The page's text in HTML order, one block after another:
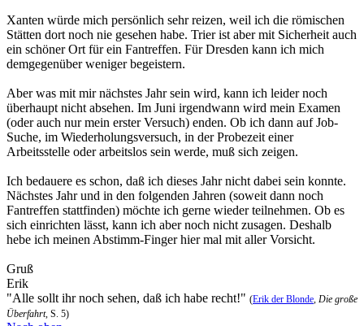
Xanten würde mich persönlich sehr reizen, weil ich die römischen
Stätten dort noch nie gesehen habe. Trier ist aber mit Sicherheit auch
ein schöner Ort für ein Fantreffen. Für Dresden kann ich mich
demgegenüber weniger begeistern.
Aber was mit mir nächstes Jahr sein wird, kann ich leider noch
überhaupt nicht absehen. Im Juni irgendwann wird mein Examen
(oder auch nur mein erster Versuch) enden. Ob ich dann auf Job-
Suche, im Wiederholungsversuch, in der Probezeit einer
Arbeitsstelle oder arbeitslos sein werde, muß sich zeigen.
Ich bedauere es schon, daß ich dieses Jahr nicht dabei sein konnte.
Nächstes Jahr und in den folgenden Jahren (soweit dann noch
Fantreffen stattfinden) möchte ich gerne wieder teilnehmen. Ob es
sich einrichten lässt, kann ich aber noch nicht zusagen. Deshalb
hebe ich meinen Abstimm-Finger hier mal mit aller Vorsicht.
Gruß
Erik
"Alle sollt ihr noch sehen, daß ich habe recht!" (Erik der Blonde Die große
Überfahrt, S. 5)